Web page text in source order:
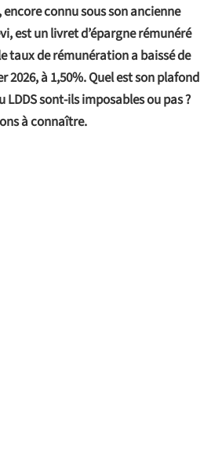
connu sous son ancienne
est un livret d’épargne rémunéré
taux de rémunération a baissé de
2026, à 1,50%. Quel est son plafond
LDDS sont-ils imposables ou pas ?
à connaître.